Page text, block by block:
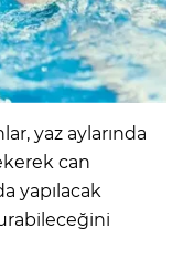
yaz aylarında
can
yapılacak